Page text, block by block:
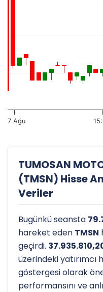
7 Ağu
TUMOSAN
(TMSN) Hisse
Veriler
Bugünkü seansta
hareket eden TMSN
geçirdi.
üzerindeki
göstergesi olarak
performansını ve